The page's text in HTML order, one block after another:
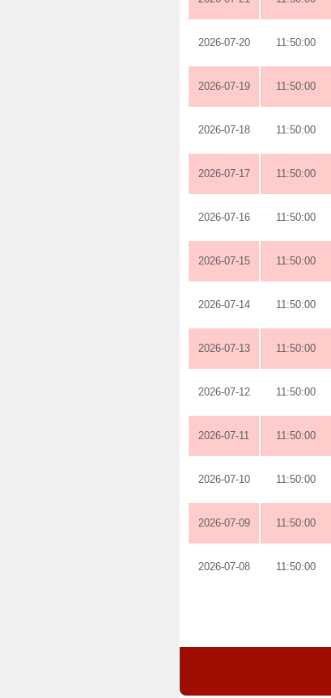
2026-07-20 11:50:00
2026-07-19 11:50:00
2026-07-18 11:50:00
2026-07-17 11:50:00
2026-07-16 11:50:00
2026-07-15 11:50:00
2026-07-14 11:50:00
2026-07-13 11:50:00
2026-07-12 11:50:00
2026-07-11 11:50:00
2026-07-10 11:50:00
2026-07-09 11:50:00
2026-07-08 11:50:00